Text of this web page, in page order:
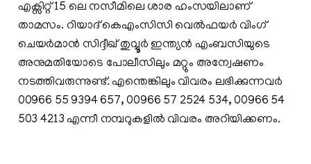
എക്സിറ്റ് 15 ലെ നസീമിലെ ശാര ഹംസയിലാണ്
താമസം. റിയാദ് കെഎംസിസി വെല്‍ഫയര്‍ വിംഗ്
ചെയര്‍മാന്‍ സിദ്ദീഖ് തുവ്വൂര്‍ ഇന്ത്യന്‍ എംബസിയുടെ
അനുമതിയോടെ പോലീസിലും മറ്റും അന്വേഷണം
നടത്തിവരുന്നുണ്ട്. എന്തെങ്കിലും വിവരം ലഭിക്കുന്നവര്‍
00966 55 9394 657, 00966 57 2524 534, 00966 54
503 4213 എന്നീ നമ്പറുകളില്‍ വിവരം അറിയിക്കണം.